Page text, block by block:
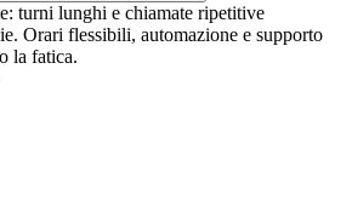
turni lunghi e chiamate ripetitive
Orari flessibili, automazione e supporto
la fatica.